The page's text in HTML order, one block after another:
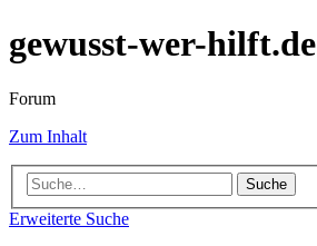
gewusst-wer-hilft.de
Forum
Zum Inhalt
Suche
Erweiterte Suche